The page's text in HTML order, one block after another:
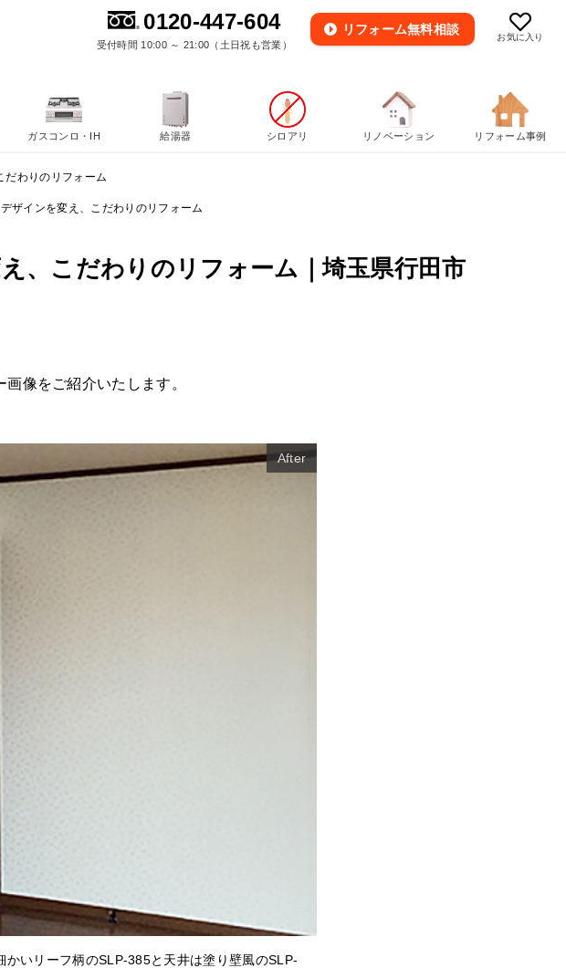
お気に入り
0120-447-604
受付時間 10:00 ～ 21:00（土日祝も営業）
リフォーム無料相談
だわりのリフォーム
ザインを変え、こだわりのリフォーム
、こだわりのリフォーム｜埼玉県行田市
像をご紹介いたします。
After
かいリーフ柄のSLP-385と天井は塗り壁風のSLP-
ガスコンロ・IH 給湯器 シロアリ リノベーション リフォーム事例